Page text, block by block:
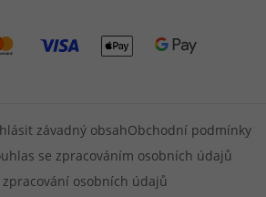
závadný obsahObchodní podmínky
se zpracováním osobních údajů
zpracování osobních údajů